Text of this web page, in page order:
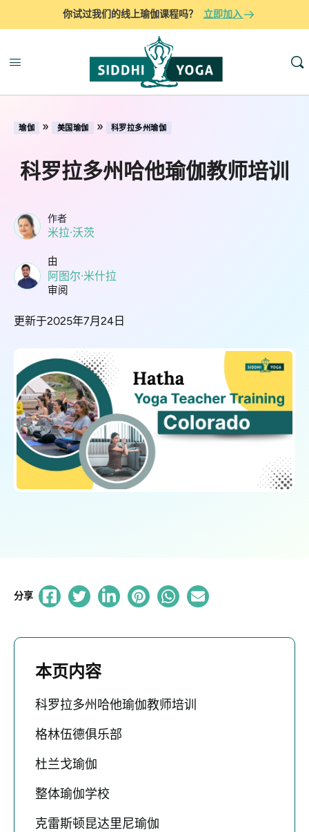
你试过我们的线上瑜伽课程吗？ 立即加入
瑜伽 » 美国瑜伽 » 科罗拉多州瑜伽
科罗拉多州哈他瑜伽教师培训
作者
米拉·沃茨
由
阿图尔·米什拉
审阅
更新于2025年7月24日
分享
本页内容
科罗拉多州哈他瑜伽教师培训
格林伍德俱乐部
杜兰戈瑜伽
整体瑜伽学校
克雷斯顿昆达里尼瑜伽